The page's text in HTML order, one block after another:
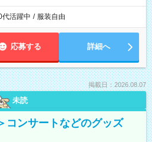
代活躍中 / 服装自由
応募する 詳細へ
掲載日：2026.08.07
未読
コンサートなどのグッズ